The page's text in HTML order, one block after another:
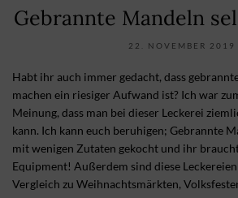
Gebrannte Mandeln
22. NOVEMBER 2019
Habt ihr auch immer gedacht, dass
machen ein riesiger Aufwand ist? Ich war
Meinung, dass man bei dieser Leckerei
kann. Ich kann euch beruhigen; Gebrannte
mit wenigen Zutaten gekocht und ihr
Equipment! Außerdem sind diese
Vergleich zu Weihnachtsmärkten,